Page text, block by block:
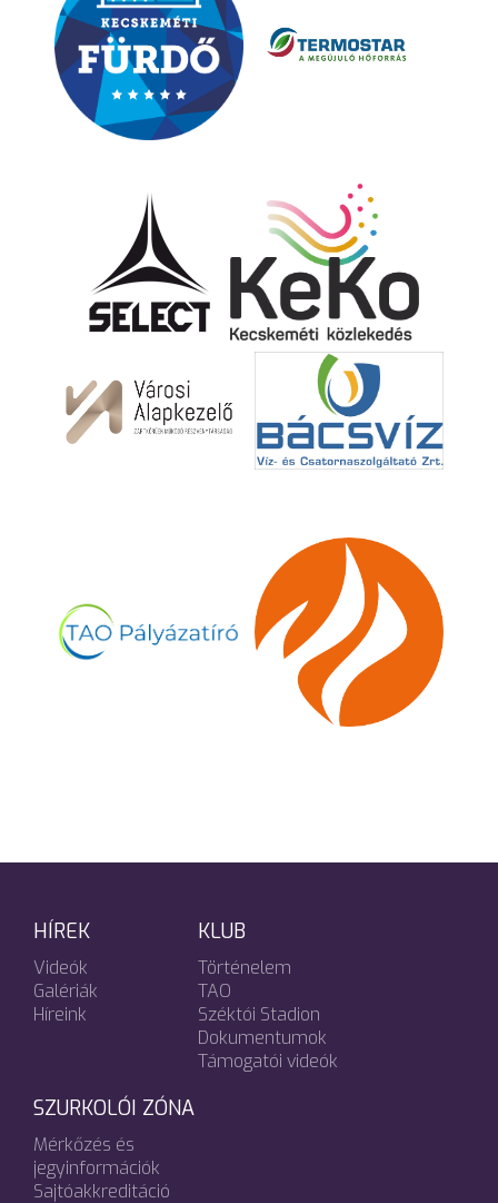
HÍREK
Videók
Galériák
Híreink
KLUB
Történelem
TAO
Széktói Stadion
Dokumentumok
Támogatói videók
SZURKOLÓI ZÓNA
Mérkőzés és
jegyinformációk
Sajtóakkreditáció